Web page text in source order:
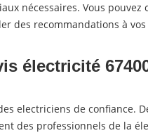
nécessaires. Vous pouvez
des recommandations à
électricité
electriciens de confiance.
des professionnels de la